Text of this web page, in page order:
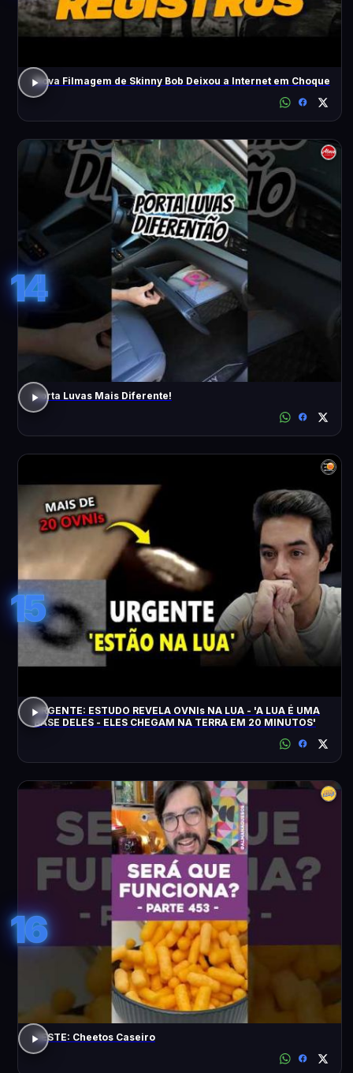
Nova Filmagem de Skinny Bob Deixou a Internet em Choque
14
Porta Luvas Mais Diferente!
15
URGENTE: ESTUDO REVELA OVNIs NA LUA - 'A LUA É UMA
BASE DELES - ELES CHEGAM NA TERRA EM 20 MINUTOS'
16
TESTE: Cheetos Caseiro